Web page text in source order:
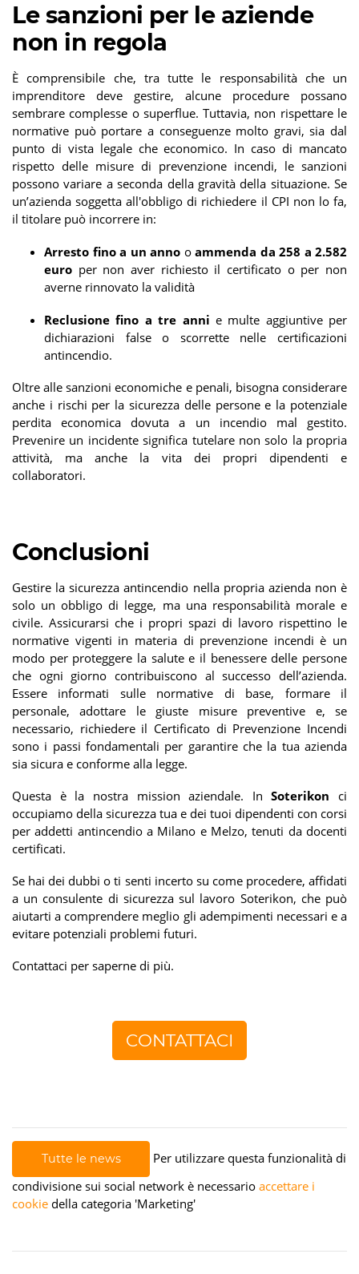
Le sanzioni per le aziende
non in regola
È comprensibile che, tra tutte le responsabilità che un
imprenditore deve gestire, alcune procedure possano
sembrare complesse o superflue. Tuttavia, non rispettare le
normative può portare a conseguenze molto gravi, sia dal
punto di vista legale che economico. In caso di mancato
rispetto delle misure di prevenzione incendi, le sanzioni
possono variare a seconda della gravità della situazione. Se
un’azienda soggetta all'obbligo di richiedere il CPI non lo fa,
il titolare può incorrere in:
Arresto fino a un anno o ammenda da 258 a 2.582
euro per non aver richiesto il certificato o per non
averne rinnovato la validità
Reclusione fino a tre anni e multe aggiuntive per
dichiarazioni false o scorrette nelle certificazioni
antincendio.
Oltre alle sanzioni economiche e penali, bisogna considerare
anche i rischi per la sicurezza delle persone e la potenziale
perdita economica dovuta a un incendio mal gestito.
Prevenire un incidente significa tutelare non solo la propria
attività, ma anche la vita dei propri dipendenti e
collaboratori.
Conclusioni
Gestire la sicurezza antincendio nella propria azienda non è
solo un obbligo di legge, ma una responsabilità morale e
civile. Assicurarsi che i propri spazi di lavoro rispettino le
normative vigenti in materia di prevenzione incendi è un
modo per proteggere la salute e il benessere delle persone
che ogni giorno contribuiscono al successo dell’azienda.
Essere informati sulle normative di base, formare il
personale, adottare le giuste misure preventive e, se
necessario, richiedere il Certificato di Prevenzione Incendi
sono i passi fondamentali per garantire che la tua azienda
sia sicura e conforme alla legge.
Questa è la nostra mission aziendale. InSoterikon ci
occupiamo della sicurezza tua e dei tuoi dipendenti con corsi
per addetti antincendio a Milano e Melzo, tenuti da docenti
certificati.
Se hai dei dubbi o ti senti incerto su come procedere, affidati
a un consulente di sicurezza sul lavoro Soterikon, che può
aiutarti a comprendere meglio gli adempimenti necessari e a
evitare potenziali problemi futuri.
Contattaci per saperne di più.
CONTATTACI
Tutte le news
Per utilizzare questa funzionalità di
condivisione sui social network è necessario accettare i
cookie della categoria 'Marketing'